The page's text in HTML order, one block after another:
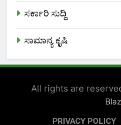
ಸರ್ಕಾರಿ ಸುದ್ದಿ
ಸಾಮಾನ್ಯ ಕೃಷಿ
All rights are
PRIVACY POLICY